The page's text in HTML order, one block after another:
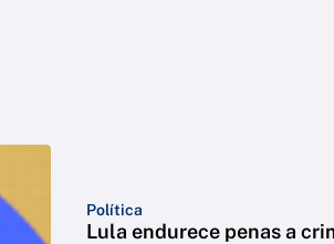
Política
Lula endurece penas a